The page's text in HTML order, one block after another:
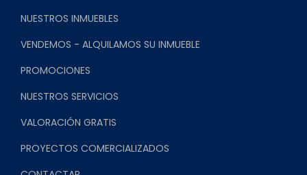
NUESTROS INMUEBLES
VENDEMOS - ALQUILAMOS SU INMUEBLE
PROMOCIONES
NUESTROS SERVICIOS
VALORACIÓN GRATIS
PROYECTOS COMERCIALIZADOS